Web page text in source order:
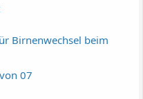
Birnenwechsel beim
07